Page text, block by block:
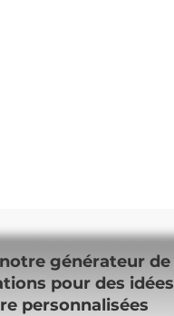
générateur de
pour des idées
personnalisées